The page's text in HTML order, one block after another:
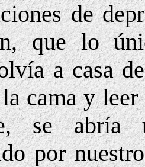
de
que lo
a casa
cama y
se abría
por